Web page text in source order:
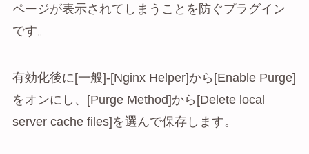
ページが表示されてしまうことを防ぐプラグイン
です。
有効化後に[一般]-[Nginx Helper]から[Enable Purge]
をオンにし、[Purge Method]から[Delete local
server cache files]を選んで保存します。